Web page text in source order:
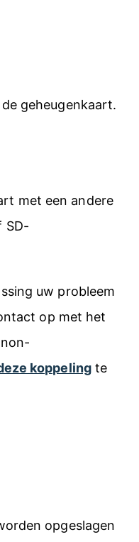
geheugenkaart.
met een andere
SD-
uw probleem
op met het
koppelingte
opgeslagen